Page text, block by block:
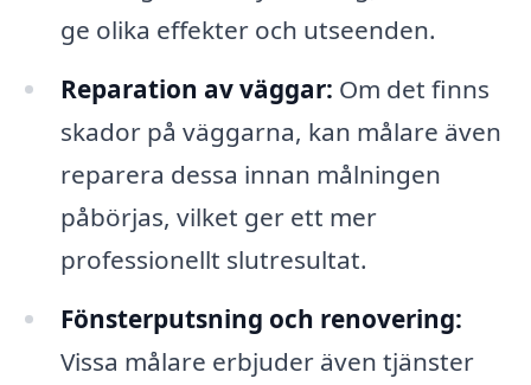
ge olika effekter och utseenden.
Reparation av väggar: Om det finns
skador på väggarna, kan målare även
reparera dessa innan målningen
påbörjas, vilket ger ett mer
professionellt slutresultat.
Fönsterputsning och renovering:
Vissa målare erbjuder även tjänster